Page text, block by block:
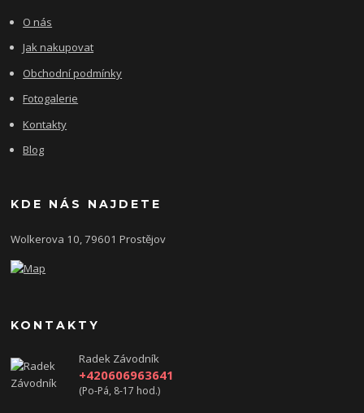
O nás
Jak nakupovat
Obchodní podmínky
Fotogalerie
Kontakty
Blog
KDE NÁS NAJDETE
Wolkerova 10, 79601 Prostějov
KONTAKTY
Radek Závodník
+420606963641
(Po-Pá, 8-17 hod.)